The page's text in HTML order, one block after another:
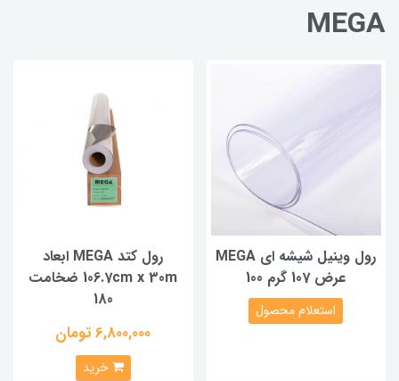
MEGA
رول وینیل شیشه ای MEGA
عرض 107 گرم 100
استعلام محصول
رول کتد MEGA ابعاد
106.7cm x 30m ضخامت
180
6,800,000 تومان
خرید